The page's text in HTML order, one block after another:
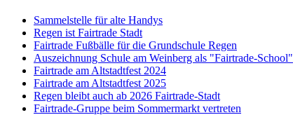
Sammelstelle für alte Handys
Regen ist Fairtrade Stadt
Fairtrade Fußbälle für die Grundschule Regen
Auszeichnung Schule am Weinberg als "Fairtrade-School"
Fairtrade am Altstadtfest 2024
Fairtrade am Altstadtfest 2025
Regen bleibt auch ab 2026 Fairtrade-Stadt
Fairtrade-Gruppe beim Sommermarkt vertreten